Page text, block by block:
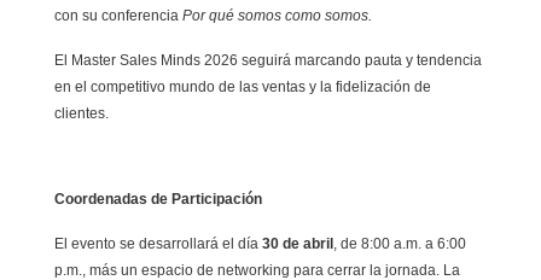
con su conferencia Por qué somos como somos.
El Master Sales Minds 2026 seguirá marcando pauta y tendencia
en el competitivo mundo de las ventas y la fidelización de
clientes.
Coordenadas de Participación
El evento se desarrollará el día 30 de abril, de 8:00 a.m. a 6:00
p.m., más un espacio de networking para cerrar la jornada. La